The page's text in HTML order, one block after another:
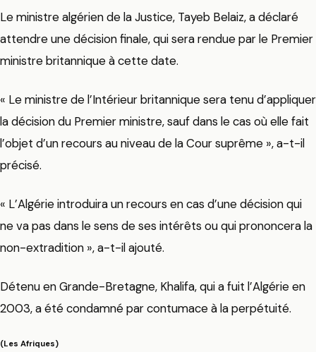
Le ministre algérien de la Justice, Tayeb Belaiz, a déclaré
attendre une décision finale, qui sera rendue par le Premier
ministre britannique à cette date.
« Le ministre de l’Intérieur britannique sera tenu d’appliquer
la décision du Premier ministre, sauf dans le cas où elle fait
l’objet d’un recours au niveau de la Cour suprême », a-t-il
précisé.
« L’Algérie introduira un recours en cas d’une décision qui
ne va pas dans le sens de ses intérêts ou qui prononcera la
non-extradition », a-t-il ajouté.
Détenu en Grande-Bretagne, Khalifa, qui a fuit l’Algérie en
2003, a été condamné par contumace à la perpétuité.
(Les Afriques)